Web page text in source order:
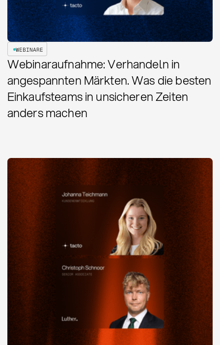
WEBINARE
Webinaraufnahme: Verhandeln in
angespannten Märkten. Was die besten
Einkaufsteams in unsicheren Zeiten
anders machen